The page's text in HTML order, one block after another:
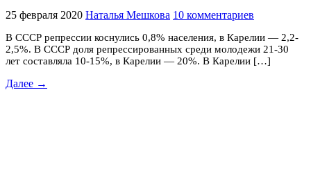
25 февраля 2020 Наталья Мешкова 10 комментариев
В СССР репрессии коснулись 0,8% населения, в Карелии — 2,2-
2,5%. В СССР доля репрессированных среди молодежи 21-30
лет составляла 10-15%, в Карелии — 20%. В Карелии […]
Далее →